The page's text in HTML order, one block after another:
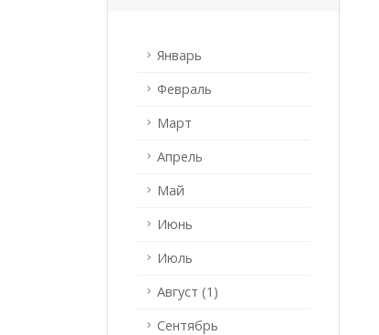
Январь
Февраль
Март
Апрель
Май
Июнь
Июль
Август (1)
Сентябрь